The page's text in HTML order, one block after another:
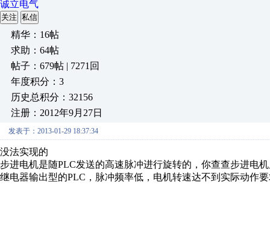
诚立电气
关注 私信
精华：16帖
求助：64帖
帖子：679帖 | 7271回
年度积分：3
历史总积分：32156
注册：2012年9月27日
发表于：2013-01-29 18:37:34
没法实现的
步进电机是随PLC发送的高速脉冲进行旋转的，你查查步进电
继电器输出型的PLC，脉冲频率低，电机转速达不到实际动作